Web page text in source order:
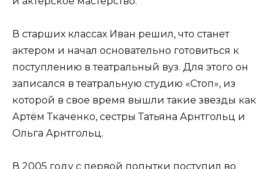
В старших классах Иван решил, что станет
актером и начал основательно готовиться к
поступлению в театральный вуз. Для этого он
записался в театральную студию «Стоп», из
которой в свое время вышли такие звезды как
Артём Ткаченко, сестры Татьяна Арнтгольц и
Ольга Арнтгольц.
В 2005 году с первой попытки поступил во